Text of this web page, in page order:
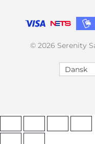
© 2026 Serenity
Dansk